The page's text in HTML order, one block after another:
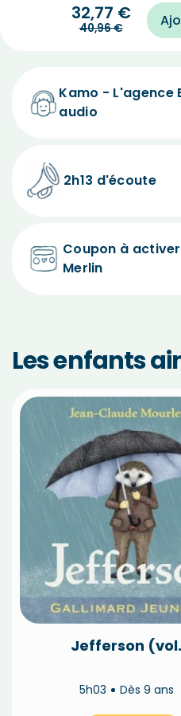
32,77 €
40,96€
Kamo - L'agence
audio
2h13 d'écoute
Coupon à
Merlin
Les enfants
Jefferson
5h03 Dès 9 ans